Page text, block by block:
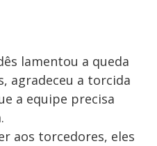
lamentou a queda
agradeceu a torcida
a equipe precisa
aos torcedores, eles